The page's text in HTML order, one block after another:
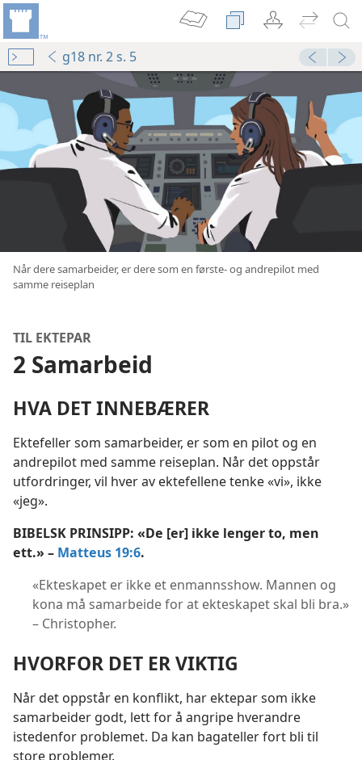
g18 nr. 2 s. 5
Når dere samarbeider, er dere som en første- og andrepilot med
samme reiseplan
TIL EKTEPAR
2 Samarbeid
HVA DET INNEBÆRER
Ektefeller som samarbeider, er som en pilot og en
andrepilot med samme reiseplan. Når det oppstår
utfordringer, vil hver av ektefellene tenke «vi», ikke
«jeg».
BIBELSK PRINSIPP: «De [er] ikke lenger to, men
ett.» – Matteus 19:6.
«Ekteskapet er ikke et enmannsshow. Mannen og
kona må samarbeide for at ekteskapet skal bli bra.»
– Christopher.
HVORFOR DET ER VIKTIG
Når det oppstår en konflikt, har ektepar som ikke
samarbeider godt, lett for å angripe hverandre
istedenfor problemet. Da kan bagateller fort bli til
store problemer.